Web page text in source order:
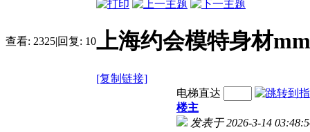
查看: 2325|回复: 10上海约会模特身材
[复制链接]
电梯直达
楼主
发表于 2026-3-14